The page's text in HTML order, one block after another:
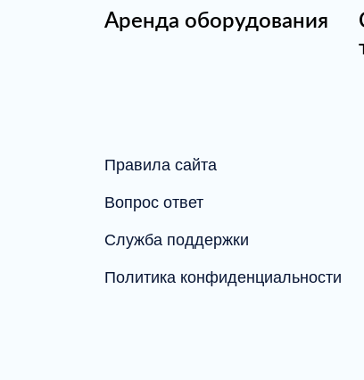
Аренда оборудования
Правила сайта
Вопрос ответ
Служба поддержки
Политика конфиденциальности